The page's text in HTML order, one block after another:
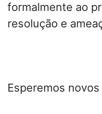
formalmente ao
resolução e
Esperemos